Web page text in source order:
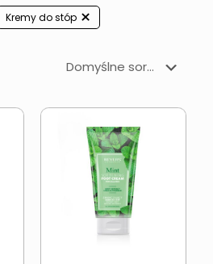
Kremy do stóp